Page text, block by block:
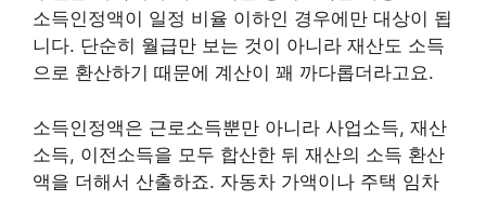
소득인정액이 일정 비율 이하인 경우에만 대상이 됩
니다. 단순히 월급만 보는 것이 아니라 재산도 소득
으로 환산하기 때문에 계산이 꽤 까다롭더라고요.
소득인정액은 근로소득뿐만 아니라 사업소득, 재산
소득, 이전소득을 모두 합산한 뒤 재산의 소득 환산
액을 더해서 산출하죠. 자동차 가액이나 주택 임차